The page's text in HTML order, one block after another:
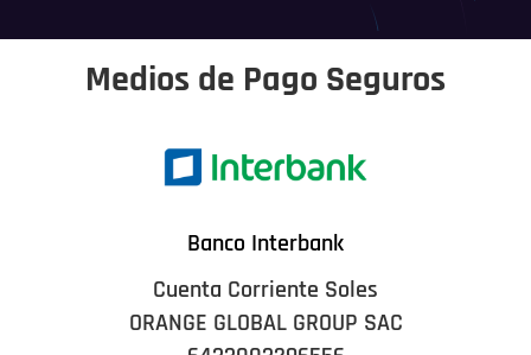
Medios de Pago Seguros
Banco Interbank
Cuenta Corriente Soles
ORANGE GLOBAL GROUP SAC